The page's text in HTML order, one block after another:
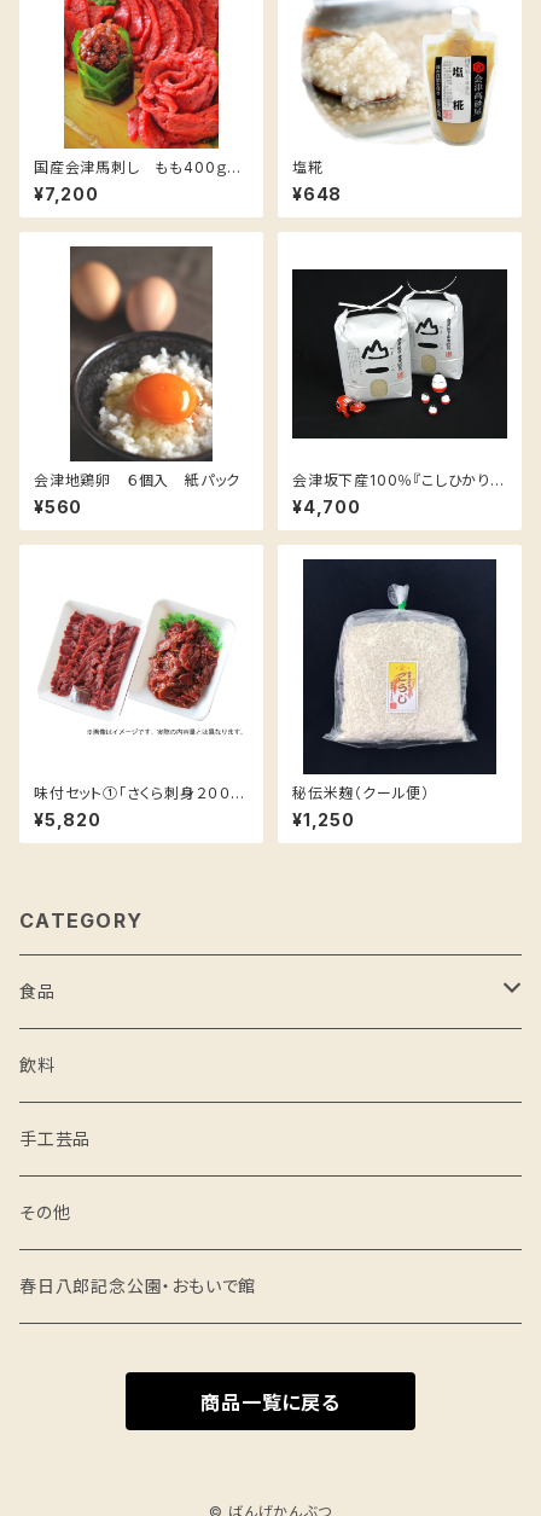
国産会津馬刺し もも400ｇ
（味噌タレ100ｇセット）
¥7,200
塩糀
¥648
会津地鶏卵 ６個入 紙パック
¥560
会津坂下産100％『こしひかり』
５ｋｇ
¥4,700
味付セット①「さくら刺身２００ｇ
+ 焼肉用味付さくら肉２５０ｇ」
¥5,820
秘伝米麹（クール便）
¥1,250
CATEGORY
食品
米
野菜・果物
醸造品
味噌
麺
飲料
手工芸品
その他
春日八郎記念公園・おもいで館
商品一覧に戻る
© ばんげかんぶつ